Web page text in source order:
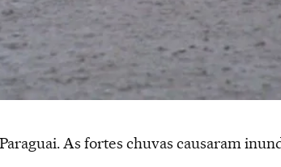
As fortes chuvas causaram